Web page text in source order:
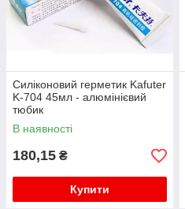
Силіконовий герметик Kafuter
K-704 45мл - алюмінієвий
тюбик
В наявності
180,15 ₴
Купити